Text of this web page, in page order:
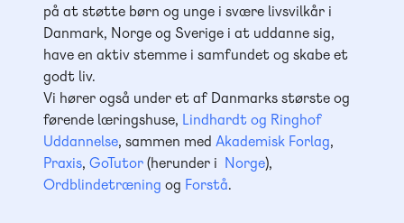
på at støtte børn og unge i svære livsvilkår i
Danmark, Norge og Sverige i at uddanne sig,
have en aktiv stemme i samfundet og skabe et
godt liv.
Vi hører også under et af Danmarks største og
førende læringshuse, Lindhardt og Ringhof
Uddannelse, sammen med Akademisk Forlag,
Praxis, GoTutor(herunder i Norge),
Ordblindetræning og Forstå.